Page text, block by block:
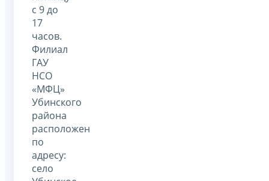
с 9 до
17
часов.
Филиал
ГАУ
НСО
«МФЦ»
Убинского
района
расположен
по
адресу:
село